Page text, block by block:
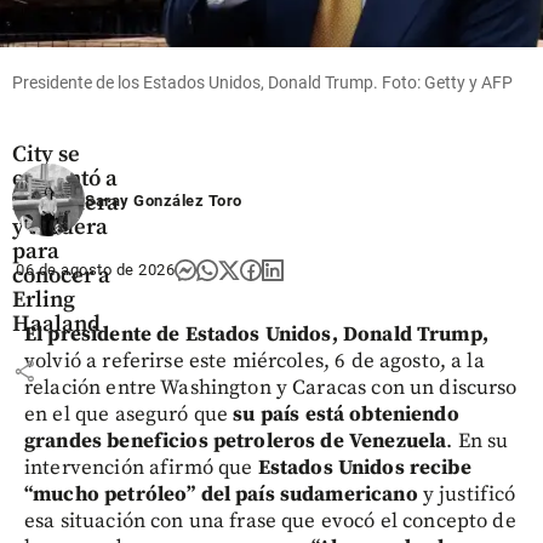
aficionado
City se
enfrentó a
la ceguera
y sordera
para
conocer a
Erling
Haaland
share
Presidente de los Estados Unidos, Donald Trump. Foto: Getty y AFP
Saray González Toro
06 de agosto de 2026
El presidente de Estados Unidos, Donald Trump,
volvió a referirse este miércoles, 6 de agosto, a la
relación entre Washington y Caracas con un discurso
en el que aseguró quesu país está obteniendo
grandes beneficios petroleros de Venezuela. En su
intervención afirmó que Estados Unidos recibe
“mucho petróleo” del país sudamericano y justificó
esa situación con una frase que evocó el concepto de